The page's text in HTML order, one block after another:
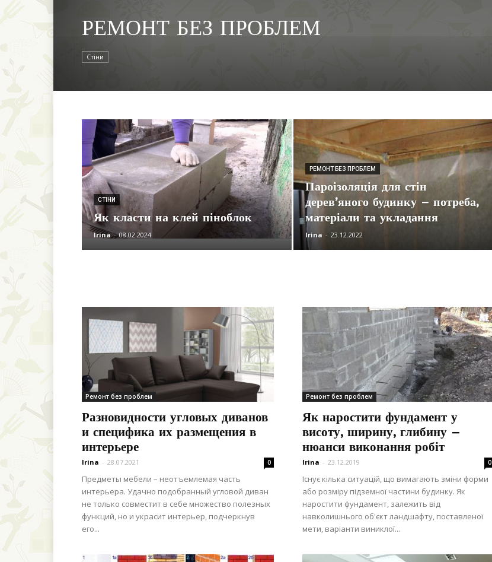
РЕМОНТ БЕЗ ПРОБЛЕМ
Стіни
СТІНИ
Як класти на клей піноблок
Irina - 08.02.2024
РЕМОНТ БЕЗ ПРОБЛЕМ
Пароізоляція для стін
дерев’яного будинку – потреба,
матеріали та укладання
Irina - 23.12.2022
Ремонт без проблем
Разновидности угловых диванов
и специфика их размещения в
интерьере
Irina - 28.07.2021 0
Предметы мебели – неотъемлемая часть
интерьера. Удачно подобранный угловой диван
не только совместит в себе множество полезных
функций, но и украсит интерьер, подчеркнув
его...
Ремонт без проблем
Як наростити фундамент у
висоту, ширину, глибину –
нюанси виконання робіт
Irina - 23.12.2019 0
Існує кілька ситуацій, що вимагають зміни форми
або розміру підземної частини будинку. Як
наростити фундамент, залежить від
навколишнього об'єкт ландшафту, поставленої
мети, варіанти виниклої...